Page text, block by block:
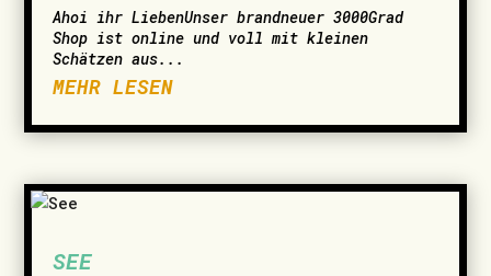
­Ahoi ihr LiebenUnser brandneuer 3000Grad
Shop ist online und voll mit kleinen
Schätzen aus...
MEHR LESEN
SEE